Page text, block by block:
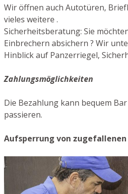
Wir öffnen auch Autotüren,
vieles weitere .
Sicherheitsberatung: Sie
Einbrechern absichern ? Wir
Hinblick auf Panzerriegel,
Zahlungsmöglichkeiten
Die Bezahlung kann bequem
passieren.
Aufsperrung von zugefallenen